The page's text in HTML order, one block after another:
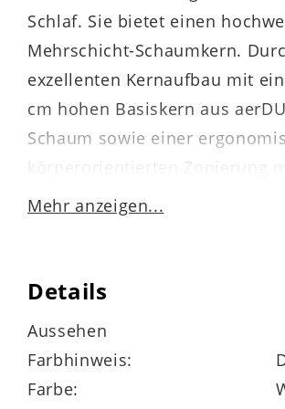
Schlaf. Sie bietet einen
Mehrschicht-Schaumkern.
exzellenten Kernaufbau mit
cm hohen Basiskern aus
Schaum sowie einer
körperorientierten Zonierung
entlastender Schulter- und
Körperunterstützung und hohe
Mehr anzeigen...
Details
Aussehen
Farbhinweis:
Farbe: